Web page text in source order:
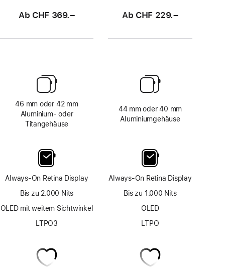
Ab CHF 369.–
46 mm oder 42 mm
Aluminium‑ oder
Titangehäuse
Always-On Retina Display
Bis zu 2.000 Nits
OLED mit weitem Sichtwinkel
LTPO3
Ab CHF 229.–
44 mm oder 40 mm
Aluminiumgehäuse
Always-On Retina Display
Bis zu 1.000 Nits
OLED
LTPO